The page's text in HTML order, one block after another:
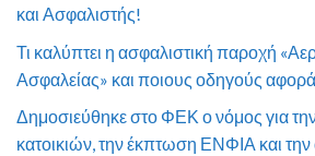
και Ασφαλιστής!
Τι καλύπτει η ασφαλιστική παροχή
Ασφαλείας» και ποιους οδηγούς
Δημοσιεύθηκε στο ΦΕΚ ο νόμος για
κατοικιών, την έκπτωση ΕΝΦΙΑ και